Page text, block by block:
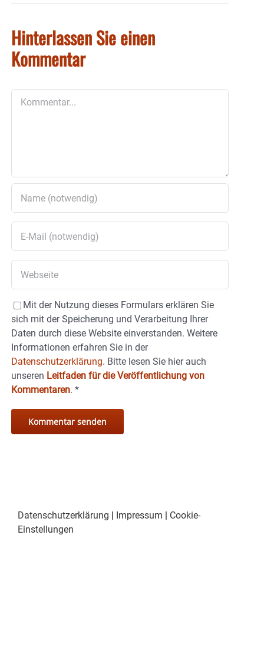
Hinterlassen Sie einen
Kommentar
Mit der Nutzung dieses Formulars erklären Sie
sich mit der Speicherung und Verarbeitung Ihrer
Daten durch diese Website einverstanden. Weitere
Informationen erfahren Sie in der
Datenschutzerklärung. Bitte lesen Sie hier auch
unseren Leitfaden für die Veröffentlichung von
Kommentaren. *
Datenschutzerklärung Impressum
Cookie-
Einstellungen